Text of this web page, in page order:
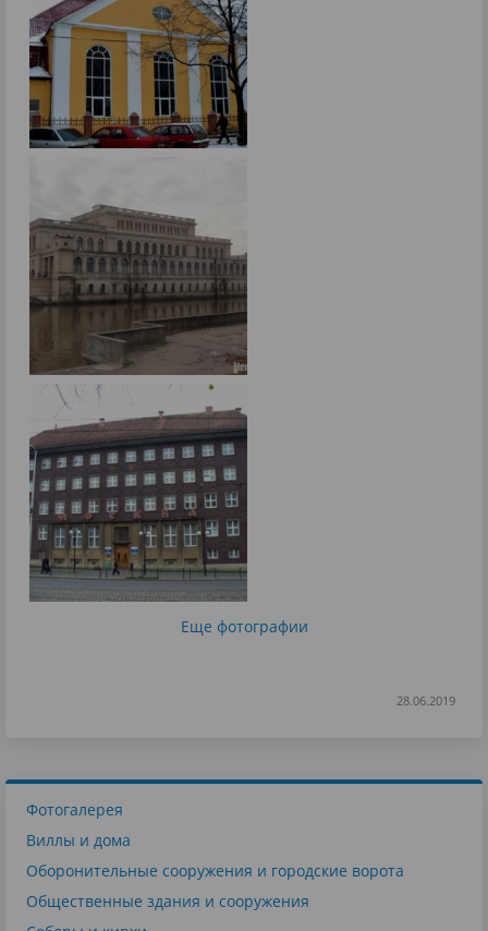
Еще фотографии
28.06.2019
Фотогалерея
Виллы и дома
Оборонительные сооружения и городские ворота
Общественные здания и сооружения